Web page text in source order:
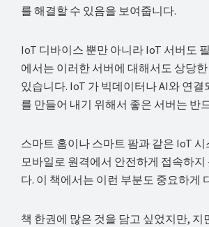
를 해결할 수 있음을 보여줍니다.
IoT 디바이스 뿐만 아니라 IoT 서버도
에서는 이러한 서버에 대해서도 상당
있습니다. IoT 가 빅데이터나 AI와 연결
를 만들어 내기 위해서 좋은 서버는 반
스마트 홈이나 스마트 팜과 같은 IoT
모바일로 원격에서 안전하게 접속하지
다. 이 책에서는 이런 부분도 중요하게
책 한권에 많은 것을 담고 싶었지만, 지